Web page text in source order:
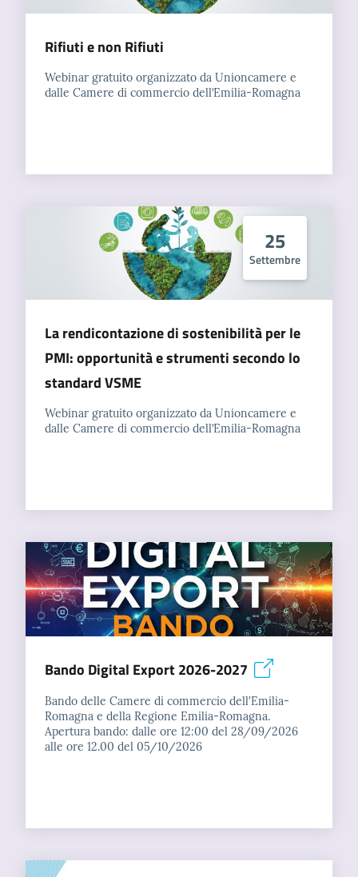
Rifiuti e non Rifiuti
Webinar gratuito organizzato da Unioncamere e
dalle Camere di commercio dell’Emilia-Romagna
25
Settembre
La rendicontazione di sostenibilità per le
PMI: opportunità e strumenti secondo lo
standard VSME
Webinar gratuito organizzato da Unioncamere e
dalle Camere di commercio dell’Emilia-Romagna
Bando Digital Export 2026-2027
Bando delle Camere di commercio dell'Emilia-
Romagna e della Regione Emilia-Romagna.
Apertura bando: dalle ore 12:00 del 28/09/2026
alle ore 12.00 del 05/10/2026